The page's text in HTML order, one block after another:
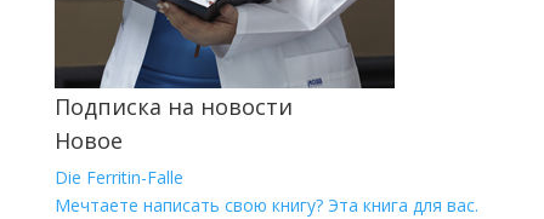
Подписка на новости
Новое
Die Ferritin-Falle
Мечтаете написать свою книгу? Эта книга для вас.